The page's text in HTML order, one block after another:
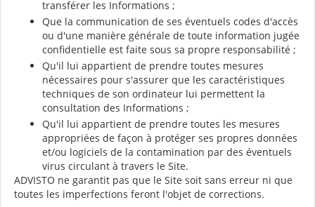
transférer les Informations ;
Que la communication de ses éventuels codes d'accès
ou d'une manière générale de toute information jugée
confidentielle est faite sous sa propre responsabilité ;
Qu'il lui appartient de prendre toutes mesures
nécessaires pour s'assurer que les caractéristiques
techniques de son ordinateur lui permettent la
consultation des Informations ;
Qu'il lui appartient de prendre toutes les mesures
appropriées de façon à protéger ses propres données
et/ou logiciels de la contamination par des éventuels
virus circulant à travers le Site.
ADVISTO ne garantit pas que le Site soit sans erreur ni que
toutes les imperfections feront l'objet de corrections.